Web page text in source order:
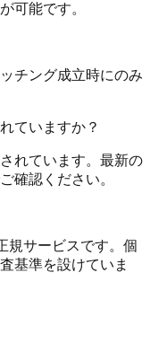
可能です。
チング成立時にのみ
ていますか？
れています。最新の
確認ください。
規サービスです。個
基準を設けていま